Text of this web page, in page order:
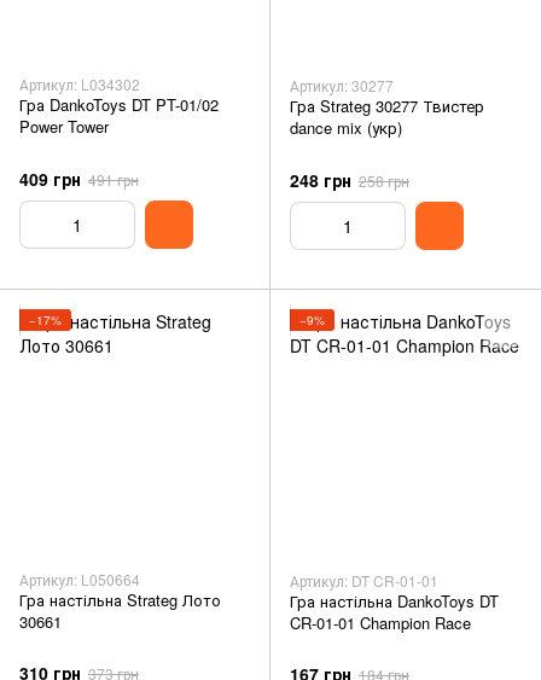
Артикул: L034302
Гра DankoToys DT PT-01/02
Power Tower
409 грн 491 грн
Артикул: 30277
Гра Strateg 30277 Твистер
dance mix (укр)
248 грн 258 грн
−17%
Артикул: L050664
Гра настільна Strateg Лото
30661
310 грн 373 грн
−9%
Артикул: DT CR-01-01
Гра настільна DankoToys DT
CR-01-01 Champion Race
167 грн 184 грн